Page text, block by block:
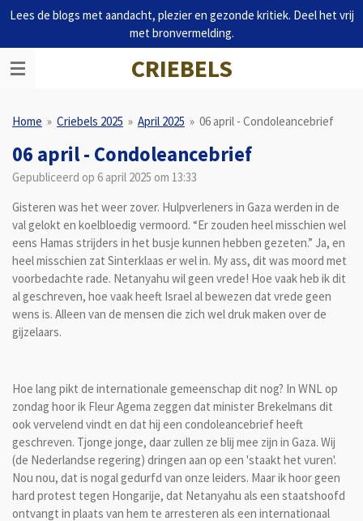
Ga
naar
de
CRIEBELS
Lees de blogs met aandacht, plezier en gezonde kritiek. Deel het vrij
met bronvermelding.
Home » Criebels 2025 » April 2025 » 06 april - Condoleancebrief
06 april - Condoleancebrief
Gepubliceerd op 6 april 2025 om 13:33
Gisteren was het weer zover. Hulpverleners in Gaza werden in de
val gelokt en koelbloedig vermoord. “Er zouden heel misschien wel
eens Hamas strijders in het busje kunnen hebben gezeten.” Ja, en
heel misschien zat Sinterklaas er wel in. My ass, dit was moord met
voorbedachte rade. Netanyahu wil geen vrede! Hoe vaak heb ik dit
al geschreven, hoe vaak heeft Israel al bewezen dat vrede geen
wens is. Alleen van de mensen die zich wel druk maken over de
gijzelaars.
Hoe lang pikt de internationale gemeenschap dit nog? In WNL op
zondag hoor ik Fleur Agema zeggen dat minister Brekelmans dit
ook vervelend vindt en dat hij een condoleancebrief heeft
geschreven. Tjonge jonge, daar zullen ze blij mee zijn in Gaza. Wij
(de Nederlandse regering) dringen aan op een 'staakt het vuren'.
Nou nou, dat is nogal gedurfd van onze leiders. Maar ik hoor geen
hard protest tegen Hongarije, dat Netanyahu als een staatshoofd
ontvangt in plaats van hem te arresteren als een internationaal